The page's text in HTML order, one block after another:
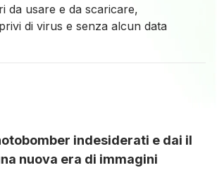
da usare e da scaricare,
di virus e senza alcun data
indesiderati e dai il
nuova era di immagini